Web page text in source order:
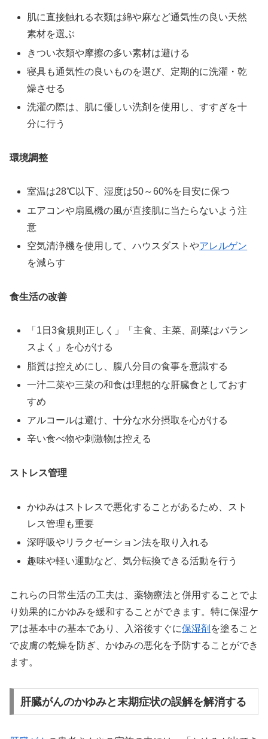
肌に直接触れる衣類は綿や麻など通気性の良い天然
素材を選ぶ
きつい衣類や摩擦の多い素材は避ける
寝具も通気性の良いものを選び、定期的に洗濯・乾
燥させる
洗濯の際は、肌に優しい洗剤を使用し、すすぎを十
分に行う
環境調整
室温は28℃以下、湿度は50～60%を目安に保つ
エアコンや扇風機の風が直接肌に当たらないよう注
意
空気清浄機を使用して、ハウスダストやアレルゲン
を減らす
食生活の改善
「1日3食規則正しく」「主食、主菜、副菜はバラン
スよく」を心がける
脂質は控えめにし、腹八分目の食事を意識する
一汁二菜や三菜の和食は理想的な肝臓食としておす
すめ
アルコールは避け、十分な水分摂取を心がける
辛い食べ物や刺激物は控える
ストレス管理
かゆみはストレスで悪化することがあるため、スト
レス管理も重要
深呼吸やリラクゼーション法を取り入れる
趣味や軽い運動など、気分転換できる活動を行う
これらの日常生活の工夫は、薬物療法と併用することでよ
り効果的にかゆみを緩和することができます。特に保湿ケ
アは基本中の基本であり、入浴後すぐに保湿剤 を塗ること
で皮膚の乾燥を防ぎ、かゆみの悪化を予防することができ
ます。
肝臓がんのかゆみと末期症状の誤解を解消する